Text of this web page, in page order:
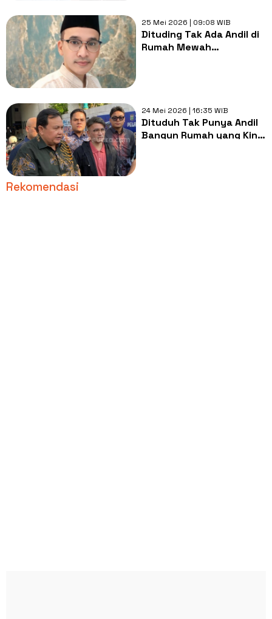
25 Mei 2026 | 09:08 WIB
Dituding Tak Ada Andil di
Rumah Mewah
24 Mei 2026 | 16:35 WIB
Dituduh Tak Punya Andil
Bangun Rumah yang Kini
Rekomendasi